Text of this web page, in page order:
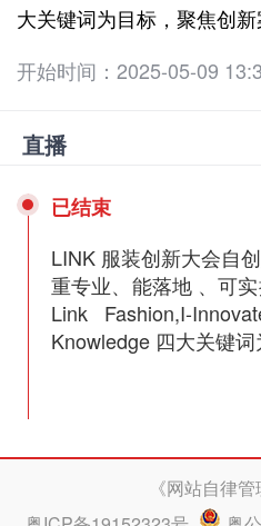
大关键词为目标，聚焦创新
开始时间：2025-05-09
直播
已结束
LINK 服装创新大会自
重专业、能落地 、可
Link Fashion,I-
Knowledge 四大关键词
《网站自律管